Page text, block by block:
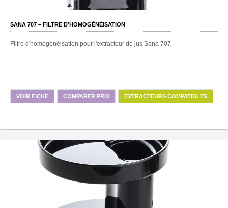
SANA 707 – FILTRE D’HOMOGÉNÉISATION
Filtre d'homogénéisation pour l'extracteur de jus Sana 707.
VOIR FICHE COMPARER PRIX EXTRACTEURS COMPATIBLES